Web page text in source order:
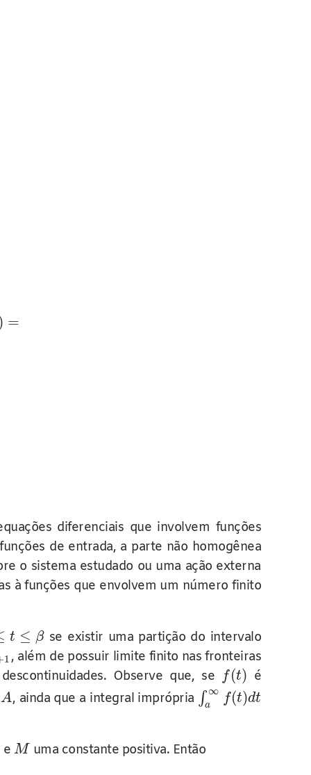
=
diferenciais que involvem funções
de entrada, a parte não homogênea
o sistema estudado ou uma ação externa
à funções que envolvem um número finito
t ≤ βse existir uma partição do intervalo
1, além de possuir limite finito nas fronteiras
Observe que, se f(t) é
A, ainda que a integral imprópria ∫ ∞
a f(t)dt
eM uma constante positiva. Então